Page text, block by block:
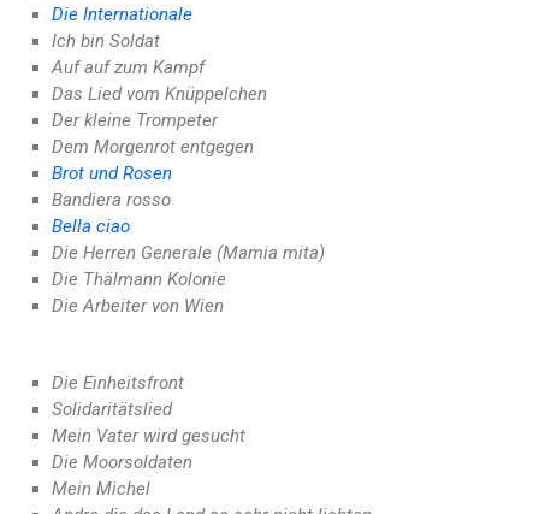
Die Internationale
Ich bin Soldat
Auf auf zum Kampf
Das Lied vom Knüppelchen
Der kleine Trompeter
Dem Morgenrot entgegen
Brot und Rosen
Bandiera rosso
Bella ciao
Die Herren Generale (Mamia mita)
Die Thälmann Kolonie
Die Arbeiter von Wien
Die Einheitsfront
Solidaritätslied
Mein Vater wird gesucht
Die Moorsoldaten
Mein Michel